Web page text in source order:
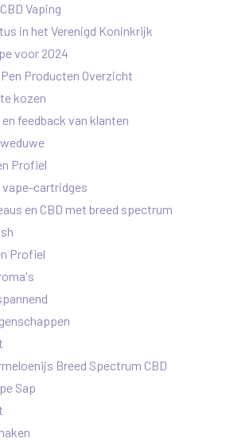
Vaping
in het Verenigd Koninkrijk
voor 2024
Producten Overzicht
kozen
feedback van klanten
Profiel
cartridges
en CBD met breed spectrum
Profiel
Breed Spectrum CBD
Sap